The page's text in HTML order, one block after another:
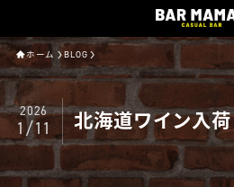
ホーム BLOG
北海道ワイン入
2026
1/11